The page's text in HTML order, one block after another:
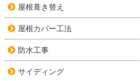
屋根葺き替え
屋根カバー工法
防水工事
サイディング